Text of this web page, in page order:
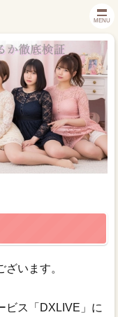
MENU
います。
ビス「DXLIVE」に